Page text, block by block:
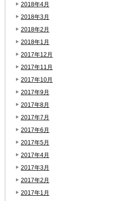
2018年4月
2018年3月
2018年2月
2018年1月
2017年12月
2017年11月
2017年10月
2017年9月
2017年8月
2017年7月
2017年6月
2017年5月
2017年4月
2017年3月
2017年2月
2017年1月